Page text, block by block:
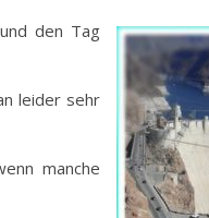
den Tag
leider sehr
manche